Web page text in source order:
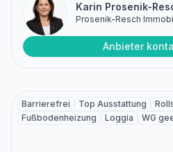
Karin Prosenik-
Prosenik-Resch
Anbieter
Barrierefrei Top Ausstattung
Fußbodenheizung
Loggia WG